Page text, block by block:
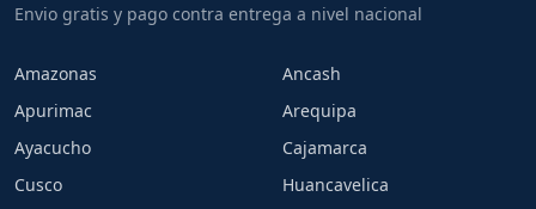
Envio gratis y pago contra entrega a nivel nacional
Amazonas
Ancash
Apurimac
Arequipa
Ayacucho
Cajamarca
Cusco
Huancavelica